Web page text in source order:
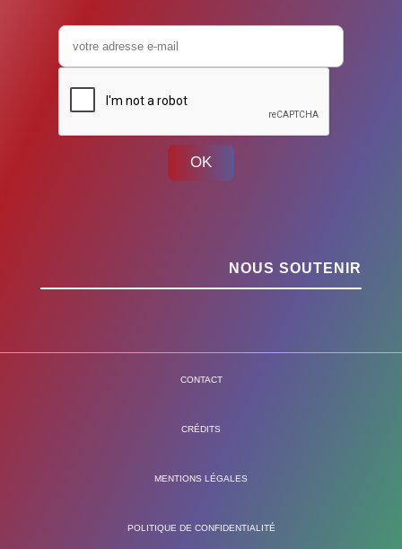
OK
NOUS SOUTENIR
CONTACT
CRÉDITS
MENTIONS LÉGALES
POLITIQUE DE CONFIDENTIALITÉ